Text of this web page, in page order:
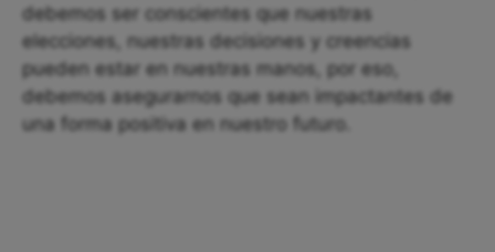
debemos ser conscientes que nuestras
elecciones, nuestras decisiones y creencias
pueden estar en nuestras manos, por eso,
debemos asegurarnos que sean impactantes de
una forma positiva en nuestro futuro.